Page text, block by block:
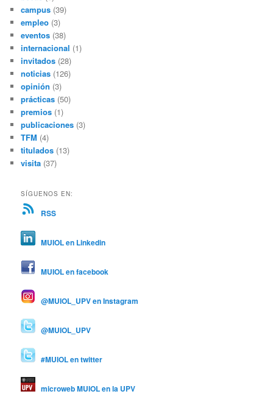
campus (39)
empleo (3)
eventos (38)
internacional (1)
invitados (28)
noticias (126)
opinión (3)
prácticas (50)
premios (1)
publicaciones (3)
TFM (4)
titulados (13)
visita (37)
SÍGUENOS EN:
RSS
MUIOL en Linkedin
MUIOL en facebook
@MUIOL_UPV en Instagram
@MUIOL_UPV
#MUIOL en twitter
microweb MUIOL en la UPV